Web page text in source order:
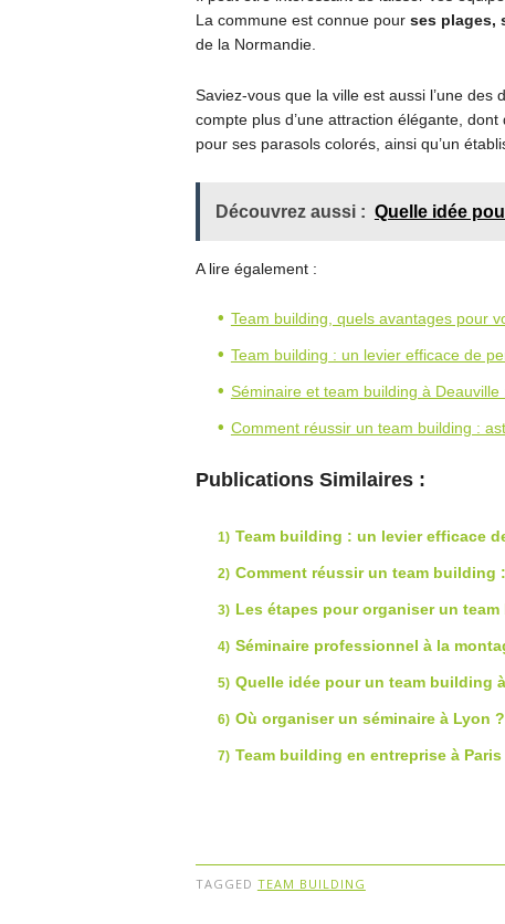
La commune est connue pourses plages,
de la Normandie.
Saviez-vous que la ville est aussi l’une
compte plus d’une attraction élégante,
pour ses parasols colorés, ainsi qu’un
Découvrez aussi : Quelle idée
A lire également :
Team building, quels avantages pour
Team building : un levier efficace de
Séminaire et team building à
Comment réussir un team building :
Publications Similaires :
Team building : un levier efficace
Comment réussir un team building
Les étapes pour organiser un
Séminaire professionnel à la
Quelle idée pour un team building
Où organiser un séminaire à Lyon ?
Team building en entreprise à
TAGGED TEAM BUILDING